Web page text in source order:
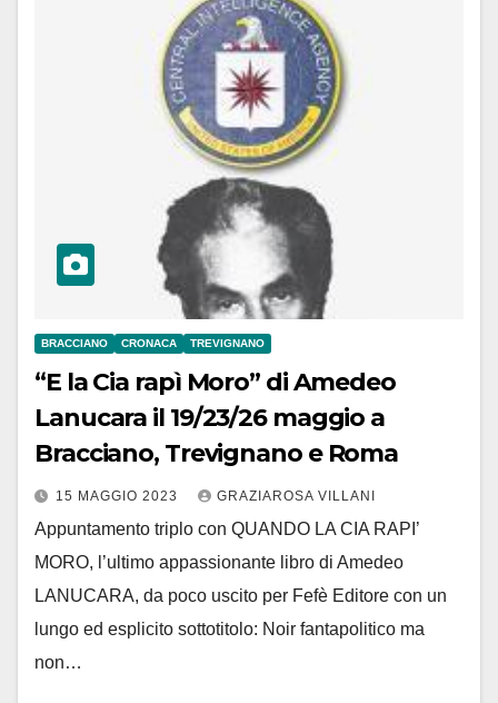
BRACCIANO CRONACA TREVIGNANO
“E la Cia rapì Moro” di Amedeo
Lanucara il 19/23/26 maggio a
Bracciano, Trevignano e Roma
15 MAGGIO 2023 GRAZIAROSA VILLANI
Appuntamento triplo con QUANDO LA CIA RAPI’
MORO, l’ultimo appassionante libro di Amedeo
LANUCARA, da poco uscito per Fefè Editore con un
lungo ed esplicito sottotitolo: Noir fantapolitico ma
non…